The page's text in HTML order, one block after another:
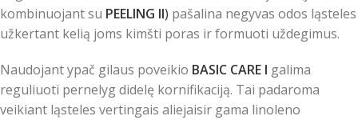
kombinuojant su PEELING II) pašalina negyvas odos ląsteles
užkertant kelią joms kimšti poras ir formuoti uždegimus.
Naudojant ypač gilaus poveikio BASIC CARE I galima
reguliuoti pernelyg didelę kornifikaciją. Tai padaroma
veikiant ląsteles vertingais aliejaisir gama linoleno